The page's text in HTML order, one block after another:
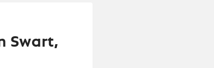
Swart,